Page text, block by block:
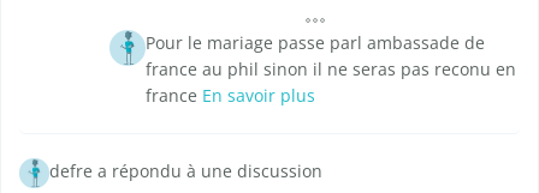
Pour le mariage passe parl ambassade de
france au phil sinon il ne seras pas reconu en
france En savoir plus
defre a répondu à une discussion